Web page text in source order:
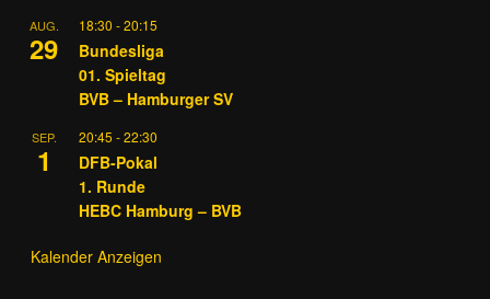
AUG.
29
18:30 -20:15
Bundesliga
01. Spieltag
BVB – Hamburger SV
SEP.
1
20:45 -22:30
DFB-Pokal
1. Runde
HEBC Hamburg – BVB
Kalender Anzeigen